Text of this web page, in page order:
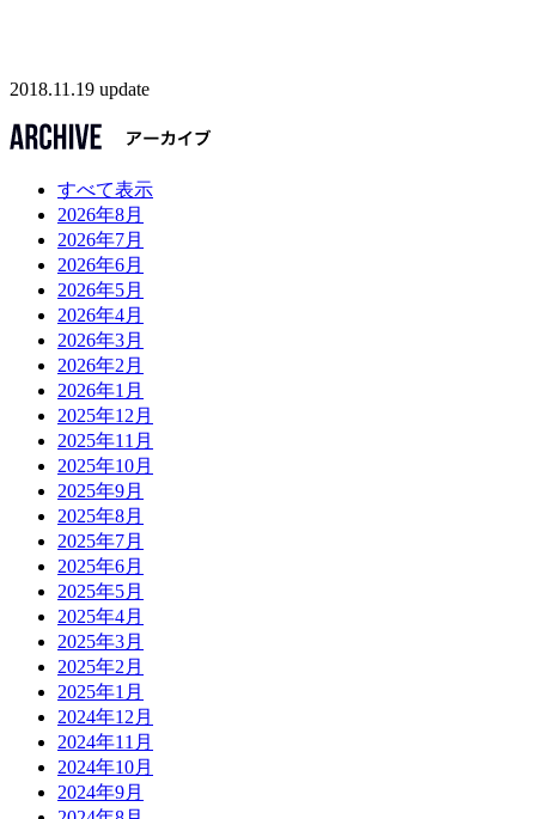
2018.11.19 update
すべて表示
2026年8月
2026年7月
2026年6月
2026年5月
2026年4月
2026年3月
2026年2月
2026年1月
2025年12月
2025年11月
2025年10月
2025年9月
2025年8月
2025年7月
2025年6月
2025年5月
2025年4月
2025年3月
2025年2月
2025年1月
2024年12月
2024年11月
2024年10月
2024年9月